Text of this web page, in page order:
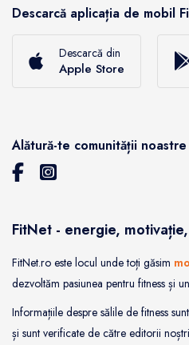
Descarcă aplicația de mobil
Descarcă din
Apple Store
Alătură-te comunității noastre
FitNet - energie,
FitNet.ro este locul unde toți găsim
dezvoltăm pasiunea pentru fitness și
Informațiile despre sălile de fitness
și sunt verificate de către editorii